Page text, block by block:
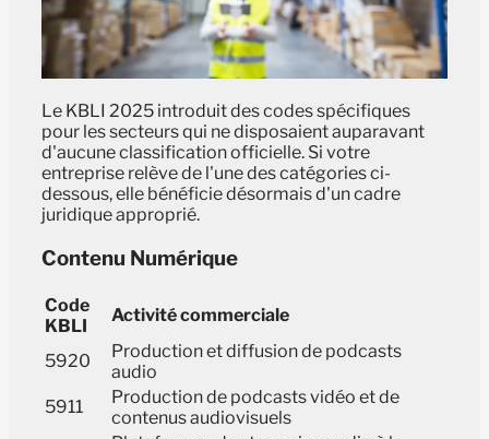
Le KBLI 2025 introduit des codes spécifiques
pour les secteurs qui ne disposaient auparavant
d'aucune classification officielle. Si votre
entreprise relève de l'une des catégories ci-
dessous, elle bénéficie désormais d'un cadre
juridique approprié.
Contenu Numérique
Code
KBLI
Activité commerciale
5920
Production et diffusion de podcasts
audio
5911
Production de podcasts vidéo et de
contenus audiovisuels